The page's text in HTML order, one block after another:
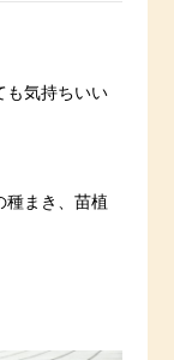
も気持ちいい
種まき、苗植